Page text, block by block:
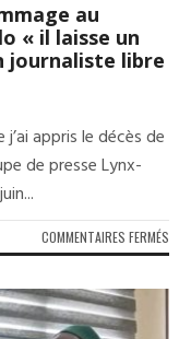
au
« il laisse un
journaliste libre
appris le décès de
de presse Lynx-
COMMENTAIRES FERMÉS